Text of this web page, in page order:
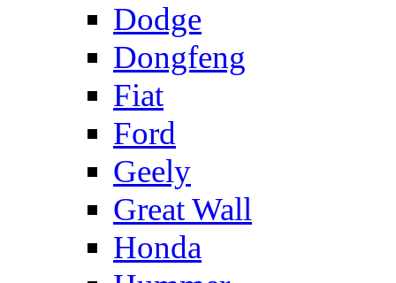
Dodge
Dongfeng
Fiat
Ford
Geely
Great Wall
Honda